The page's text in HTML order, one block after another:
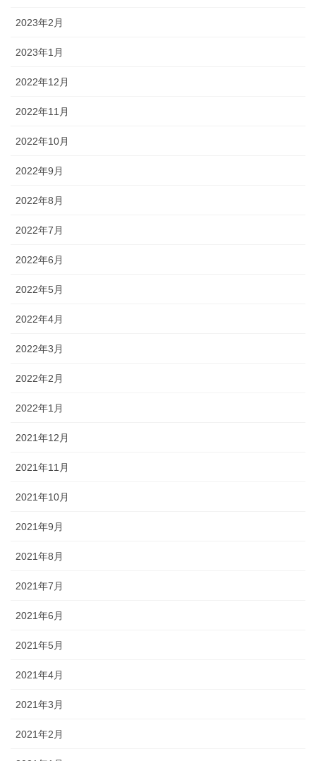
2023年2月
2023年1月
2022年12月
2022年11月
2022年10月
2022年9月
2022年8月
2022年7月
2022年6月
2022年5月
2022年4月
2022年3月
2022年2月
2022年1月
2021年12月
2021年11月
2021年10月
2021年9月
2021年8月
2021年7月
2021年6月
2021年5月
2021年4月
2021年3月
2021年2月